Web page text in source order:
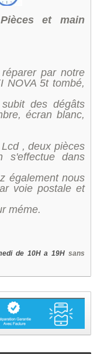
et main
par notre
NOVA 5t tombé,
des dégâts
écran blanc,
, deux pièces
s'effectue dans
également nous
voie postale et
méme.
de 10H a 19H sans